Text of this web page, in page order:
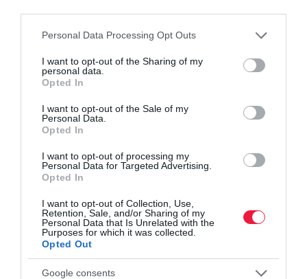
Please note that this website/app uses one or more Google
not limited to your visit or usage behaviour. You may click to
grant or deny consent to Google and its third-party tags to
use your data for below specified purposes in below Google
consent section.
Personal Data Processing Opt Outs
I want to opt-out of the Sharing of my
personal data.
Opted In
I want to opt-out of the Sale of my
Personal Data.
Opted In
I want to opt-out of processing my
Personal Data for Targeted Advertising.
Opted In
I want to opt-out of Collection, Use,
Retention, Sale, and/or Sharing of my
Personal Data that Is Unrelated with the
Purposes for which it was collected.
Opted Out
Google consents
Kilőhetik a veszélyes vadakat Szentendre 40
utcájában
Szentendrén számos belterületi utcára adott ki vadelejtési
engedélyeket a rendőrség a 2023. november 10. és 2024. január
31. közötti időszakra.